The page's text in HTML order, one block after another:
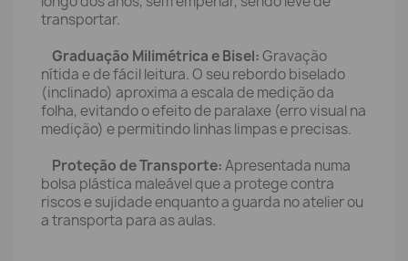
transportar.
Graduação Milimétrica e Bisel:Gravação
nítida e de fácil leitura. O seu rebordo biselado
(inclinado) aproxima a escala de medição da
folha, evitando o efeito de paralaxe (erro visual na
medição) e permitindo linhas limpas e precisas.
Proteção de Transporte:Apresentada numa
bolsa plástica maleável que a protege contra
riscos e sujidade enquanto a guarda no atelier ou
a transporta para as aulas.